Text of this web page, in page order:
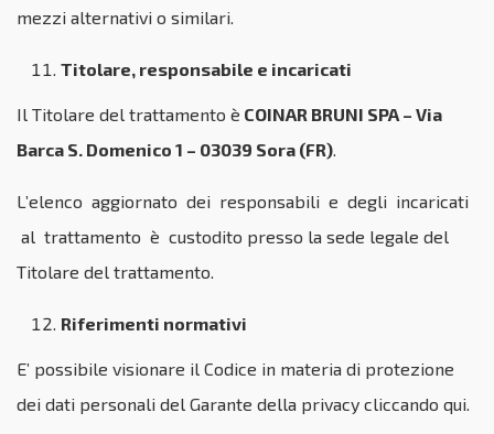
mezzi alternativi o similari.
Titolare, responsabile e incaricati
Il Titolare del trattamento è COINAR BRUNI SPA – Via
Barca S. Domenico 1 – 03039 Sora (FR).
L’elenco aggiornato dei responsabili e degli incaricati
al trattamento è custodito presso la sede legale del
Titolare del trattamento.
Riferimenti normativi
E’ possibile visionare il Codice in materia di protezione
dei dati personali del Garante della privacy cliccando qui.